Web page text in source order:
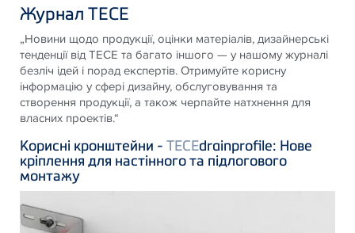
Журнал TECE
„Новини щодо продукції, оцінки матеріалів, дизайнерські
тенденції відTECE та багато іншого — у нашому журналі
безліч ідей і порад експертів. Отримуйте корисну
інформацію у сфері дизайну, обслуговування та
створення продукції, а також черпайте натхнення для
власних проектів.“
Корисні кронштейни - TECEdrainprofile: Нове
кріплення для настінного та підлогового
монтажу